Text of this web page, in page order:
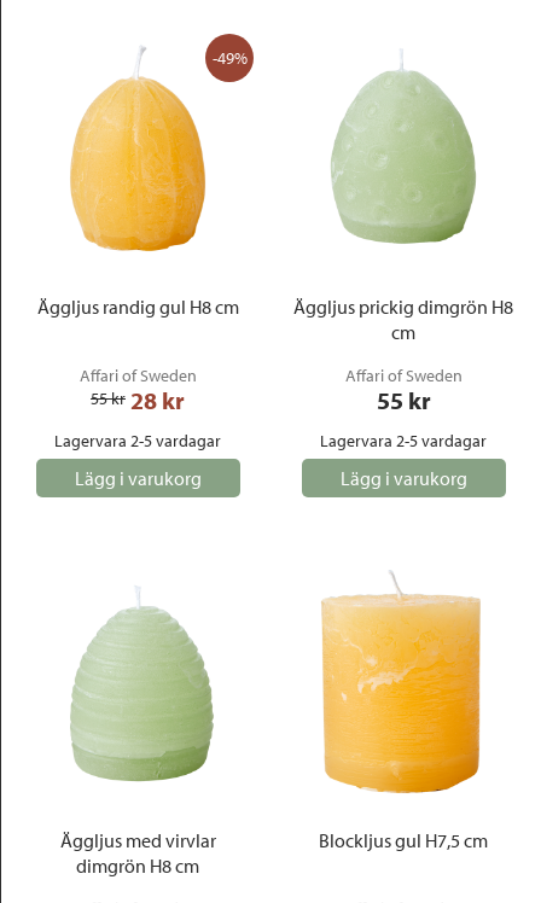
-49%
Äggljus randig gul H8 cm
Affari of Sweden
55 kr 28 kr
Lagervara 2-5 vardagar
Lägg i varukorg
Äggljus prickig dimgrön H8
cm
Affari of Sweden
55 kr
Lagervara 2-5 vardagar
Lägg i varukorg
Äggljus med virvlar
dimgrön H8 cm
Blockljus gul H7,5 cm